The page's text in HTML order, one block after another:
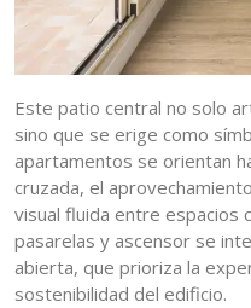
Este patio central no solo
sino que se erige como
apartamentos se orientan
cruzada, el
visual fluida entre espacios
pasarelas y ascensor se
abierta, que prioriza la
sostenibilidad del edificio.